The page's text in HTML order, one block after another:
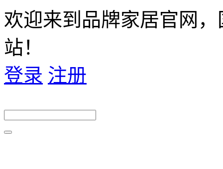
欢迎来到品牌家居官网
站！
登录 注册